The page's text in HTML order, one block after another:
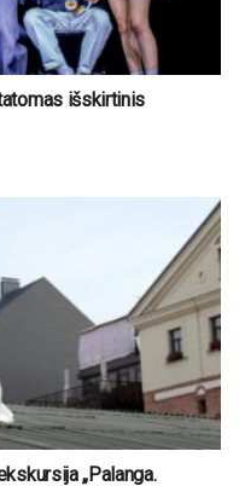
išskirtinis
„Palanga.